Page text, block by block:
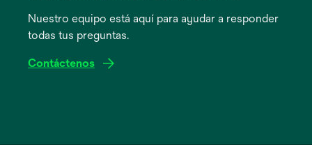
pestaña
Nuestro equipo está aquí para ayudar a responder
todas tus preguntas.
Contáctenos